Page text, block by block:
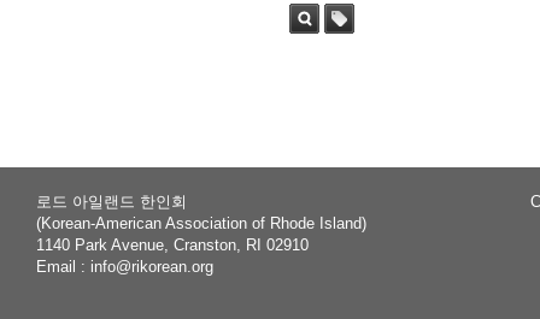
로드 아일랜드 한인회
(Korean-American Association of Rhode Island)
1140 Park Avenue, Cranston, RI 02910
Email : info@rikorean.org